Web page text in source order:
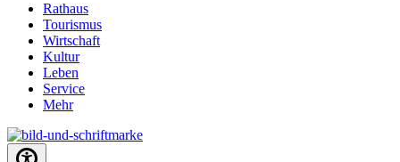
Rathaus
Tourismus
Wirtschaft
Kultur
Leben
Service
Mehr